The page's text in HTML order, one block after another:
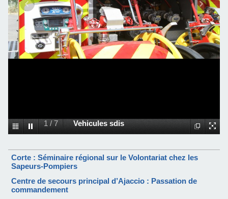
1 /7 Vehicules sdis
Corte : Séminaire régional sur le Volontariat chez les
Sapeurs-Pompiers
Centre de secours principal d’Ajaccio : Passation de
commandement